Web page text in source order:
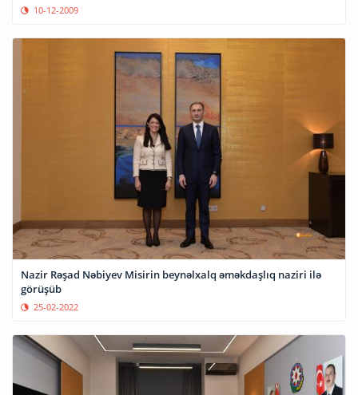
10-12-2009
Nazir Rəşad Nəbiyev Misirin beynəlxalq əməkdaşlıq naziri ilə
görüşüb
25-02-2022